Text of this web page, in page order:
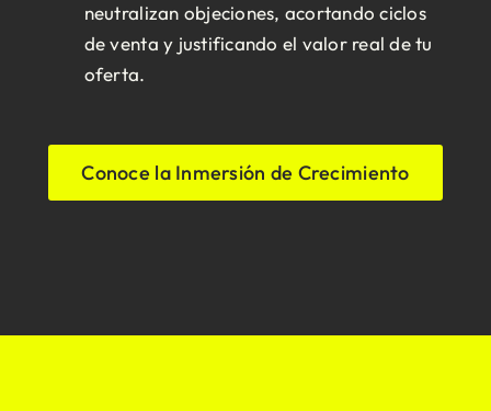
neutralizan objeciones, acortando ciclos
de venta y justificando el valor real de tu
oferta.
Conoce la Inmersión de Crecimiento